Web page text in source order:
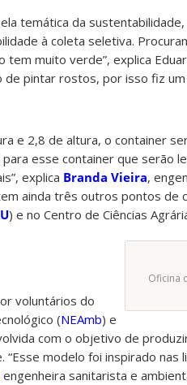
temática da
à coleta seletiva.
muito verde”, explica
de pintar rostos, por isso fiz
e 2,8 de altura, o container
esse container que serão
explica Branda Vieira,
ainda três outros pontos de
) e no Centro de Ciências
Oficina
voluntários do
(NEAmb) e
com o objetivo de
modelo foi inspirado nas
engenheira sanitarista e